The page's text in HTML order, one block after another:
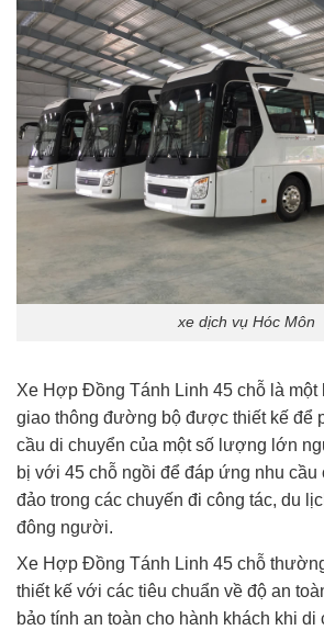
xe dịch vụ Hóc Môn
Xe Hợp Đồng Tánh Linh 45 chỗ là
giao thông đường bộ được thiết kế để
cầu di chuyển của một số lượng lớn
bị với 45 chỗ ngồi để đáp ứng nhu cầu
đảo trong các chuyến đi công tác, du
đông người.
Xe Hợp Đồng Tánh Linh 45 chỗ
thiết kế với các tiêu chuẩn về độ an
bảo tính an toàn cho hành khách khi